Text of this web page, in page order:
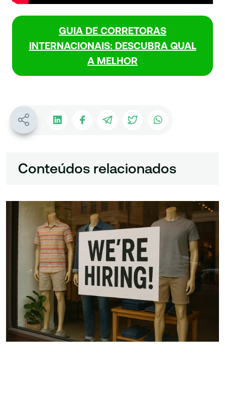
GUIA DE CORRETORAS
INTERNACIONAIS: DESCUBRA QUAL
A MELHOR
Conteúdos relacionados